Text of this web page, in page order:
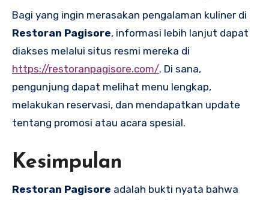
Bagi yang ingin merasakan pengalaman kuliner di
Restoran Pagisore, informasi lebih lanjut dapat
diakses melalui situs resmi mereka di
https://restoranpagisore.com/. Di sana,
pengunjung dapat melihat menu lengkap,
melakukan reservasi, dan mendapatkan update
tentang promosi atau acara spesial.
Kesimpulan
Restoran Pagisore adalah bukti nyata bahwa